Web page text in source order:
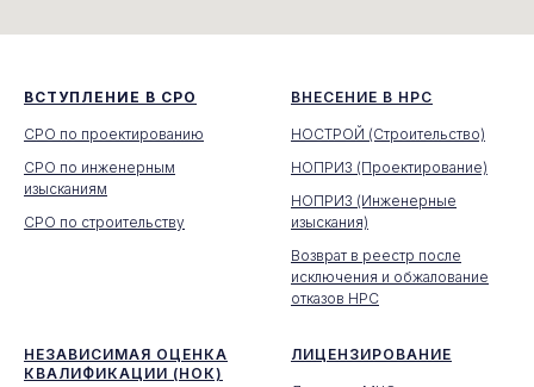
ВСТУПЛЕНИЕ В СРО
СРО по проектированию
СРО по инженерным
изысканиям
СРО по строительству
ВНЕСЕНИЕ В НРС
НОСТРОЙ (Строительство)
НОПРИЗ (Проектирование)
НОПРИЗ (Инженерные
изыскания)
Возврат в реестр после
исключения и обжалование
отказов НРС
НЕЗАВИСИМАЯ ОЦЕНКА
КВАЛИФИКАЦИИ (НОК)
ЛИЦЕНЗИРОВАНИЕ